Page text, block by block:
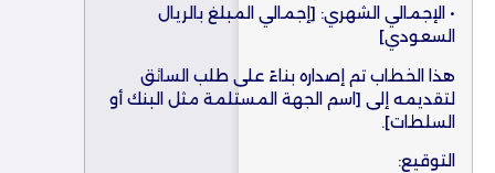
• الإجمالي الشهري: [إجمالي المبلغ بالريال
السعودي]
هذا الخطاب تم إصداره بناءً على طلب السائق
لتقديمه إلى [اسم الجهة المستلمة مثل البنك أو
السلطات].
التوقيع: